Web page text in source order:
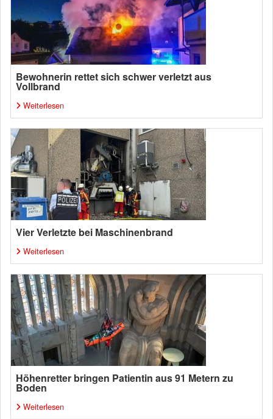
Bewohnerin rettet sich schwer verletzt aus
Vollbrand
Weiterlesen
Vier Verletzte bei Maschinenbrand
Weiterlesen
Höhenretter bringen Patientin aus 91 Metern zu
Boden
Weiterlesen